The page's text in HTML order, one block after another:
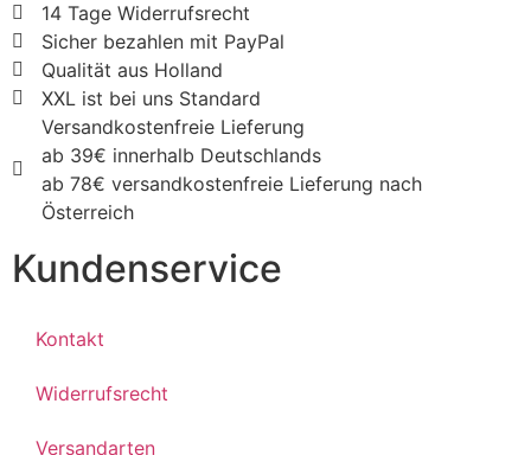
14 Tage Widerrufsrecht
Sicher bezahlen mit PayPal
Qualität aus Holland
XXL ist bei uns Standard
Versandkostenfreie Lieferung
ab 39€ innerhalb Deutschlands
ab 78€ versandkostenfreie Lieferung nach
Österreich
Kundenservice
Kontakt
Widerrufsrecht
Versandarten